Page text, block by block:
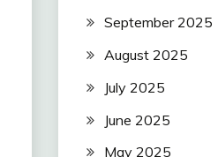
September 2025
August 2025
July 2025
June 2025
May 2025